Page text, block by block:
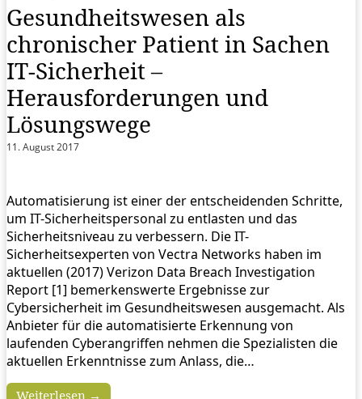
Gesundheitswesen als
chronischer Patient in Sachen
IT-Sicherheit –
Herausforderungen und
Lösungswege
11. August 2017
Automatisierung ist einer der entscheidenden Schritte,
um IT-Sicherheitspersonal zu entlasten und das
Sicherheitsniveau zu verbessern. Die IT-
Sicherheitsexperten von Vectra Networks haben im
aktuellen (2017) Verizon Data Breach Investigation
Report [1] bemerkenswerte Ergebnisse zur
Cybersicherheit im Gesundheitswesen ausgemacht. Als
Anbieter für die automatisierte Erkennung von
laufenden Cyberangriffen nehmen die Spezialisten die
aktuellen Erkenntnisse zum Anlass, die…
Weiterlesen →